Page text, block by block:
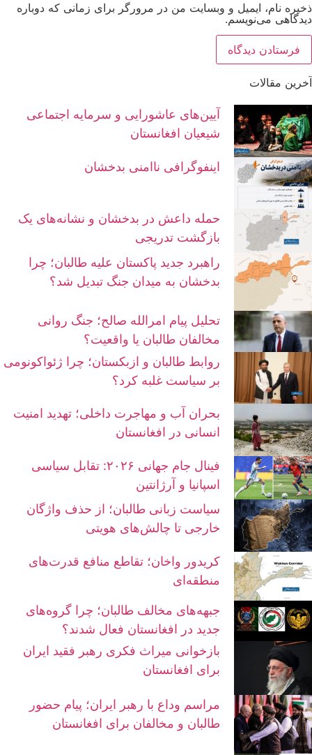
ذخیره نام، ایمیل و وبسایت من در مرورگر برای زمانی که دوباره
دیدگاهی می‌نویسم.
آخرین مقالات
آیین‌های عاشورایی و سرمایه اجتماعی
شیعیان افغانستان
اینفوگرافی ناامنی بدخشان
حمله داعش در بدخشان و نشانه‌های یک
بازگشت تدریجی
راهبرد جدید پاکستان علیه طالبان؛ چرا
بدخشان به میدان جنگ تبدیل شد؟
تحلیل پیام امرالله صالح؛ جنگ روانی
مخالفان طالبان یا واقعیت؟
روابط طالبان و ازبکستان؛ چرا ژئواکونومی
بر سیاست غلبه کرد؟
بحران آب و مهاجرت داخلی؛ تهدید امنیت
انسانی در افغانستان
فینال جام جهانی ۲۰۲۶: تقابل سیاسی
اسپانیا و آرژانتین
سیاست زبانی طالبان؛ از حذف واژگان
خارجی تا چالش‌های هویتی
کریدور واخان؛ تقاطع منافع قدرت‌های
منطقه‌ای
جبهه‌های مخالف طالبان؛ چرا گروه‌های
جدید در افغانستان فعال شدند؟
بازخوانی میراث فکری رهبر فقید ایران
برای افغانستان
مراسم وداع با رهبر ایران؛ پیام حضور
طالبان و مخالفان برای افغانستان